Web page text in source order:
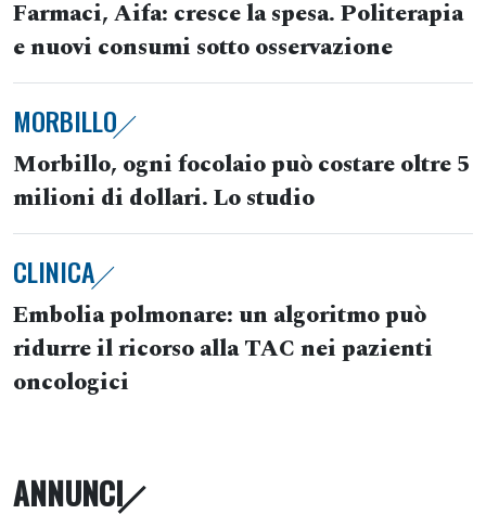
Farmaci, Aifa: cresce la spesa. Politerapia
e nuovi consumi sotto osservazione
MORBILLO
Morbillo, ogni focolaio può costare oltre 5
milioni di dollari. Lo studio
CLINICA
Embolia polmonare: un algoritmo può
ridurre il ricorso alla TAC nei pazienti
oncologici
ANNUNCI